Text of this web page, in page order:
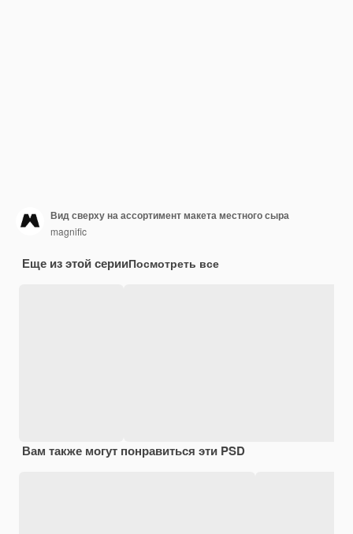
Вид сверху на ассортимент макета местного сыра
magnific
Еще из этой серииПосмотреть все
Вам также могут понравиться эти PSD